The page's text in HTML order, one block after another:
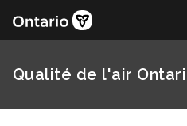
Qualité de l'air